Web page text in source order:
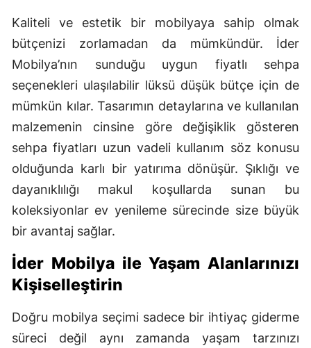
Karabük
Kilis
Osmaniye
Düzce
Kaliteli ve estetik bir mobilyaya sahip olmak
bütçenizi zorlamadan da mümkündür. İder
Mobilya’nın sunduğu uygun fiyatlı sehpa
seçenekleri ulaşılabilir lüksü düşük bütçe için de
mümkün kılar. Tasarımın detaylarına ve kullanılan
malzemenin cinsine göre değişiklik gösteren
sehpa fiyatları uzun vadeli kullanım söz konusu
olduğunda karlı bir yatırıma dönüşür. Şıklığı ve
dayanıklılığı makul koşullarda sunan bu
koleksiyonlar ev yenileme sürecinde size büyük
bir avantaj sağlar.
İder Mobilya ile Yaşam Alanlarınızı
Kişiselleştirin
Doğru mobilya seçimi sadece bir ihtiyaç giderme
süreci değil aynı zamanda yaşam tarzınızı